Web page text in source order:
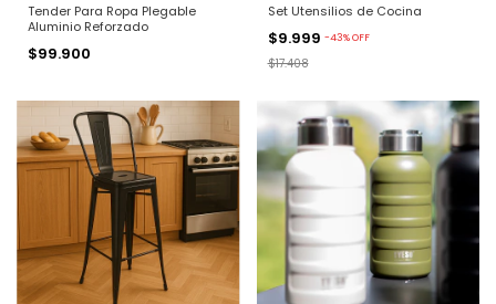
Tender Para Ropa Plegable
Aluminio Reforzado
$99.900
Set Utensilios de Cocina
$9.999 -43%OFF
$17.408